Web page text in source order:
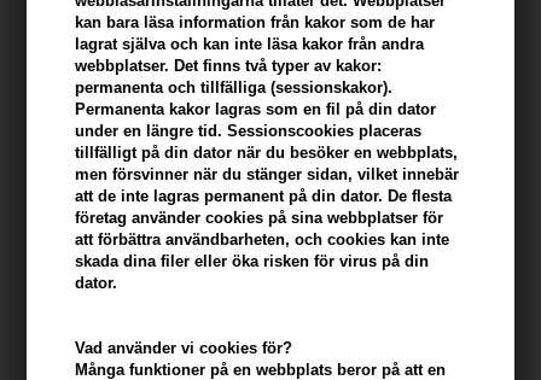
kan bara läsa information från kakor som de har
lagrat själva och kan inte läsa kakor från andra
webbplatser. Det finns två typer av kakor:
permanenta och tillfälliga (sessionskakor).
Permanenta kakor lagras som en fil på din dator
under en längre tid. Sessionscookies placeras
tillfälligt på din dator när du besöker en webbplats,
men försvinner när du stänger sidan, vilket innebär
att de inte lagras permanent på din dator. De flesta
företag använder cookies på sina webbplatser för
att förbättra användbarheten, och cookies kan inte
skada dina filer eller öka risken för virus på din
dator.
Vad använder vi cookies för?
Många funktioner på en webbplats beror på att en
erbjuder ditt skägg den omsorg det förtjänar. Med naturliga
vildsvinsborst och en noggrant handgjord konstruktion ger denna
borste skonsam vård och hjälper till att applicera skäggprodukter
effektivt.
Egenskaper
- Tillverkad med naturliga vildsvinsborst
- Handgjord för hållbarhet och hög kvalitet
- Ger skonsam massage vid skäggvård
- Hjälper till att forma och styla skägget
Användning